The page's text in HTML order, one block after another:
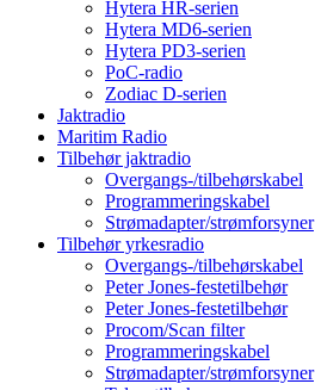
Hytera HR-serien
Hytera MD6-serien
Hytera PD3-serien
PoC-radio
Zodiac D-serien
Jaktradio
Maritim Radio
Tilbehør jaktradio
Overgangs-/tilbehørskabel
Programmeringskabel
Strømadapter/strømforsyner
Tilbehør yrkesradio
Overgangs-/tilbehørskabel
Peter Jones-festetilbehør
Peter Jones-festetilbehør
Procom/Scan filter
Programmeringskabel
Strømadapter/strømforsyner